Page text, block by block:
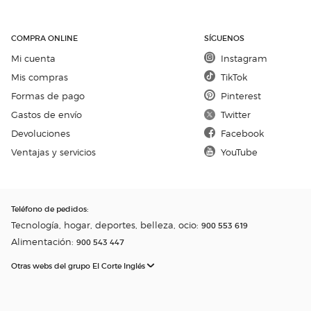
COMPRA ONLINE
Mi cuenta
Mis compras
Formas de pago
Gastos de envío
Devoluciones
Ventajas y servicios
SÍGUENOS
Instagram
TikTok
Pinterest
Twitter
Facebook
YouTube
Teléfono de pedidos:
Tecnología, hogar, deportes, belleza, ocio: 900 553 619
Alimentación: 900 543 447
Otras webs del grupo El Corte Inglés